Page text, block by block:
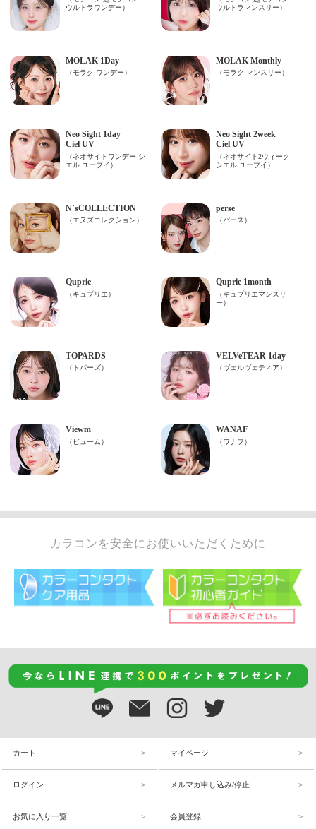
カラコンを安全にお使いいただくために
カート マイページ
ログイン メルマガ申し込み/停止
お気に入り一覧 会員登録